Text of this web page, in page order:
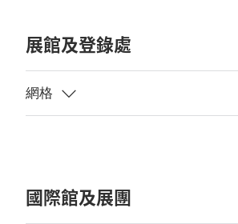
展館及登錄處
國際館及展團